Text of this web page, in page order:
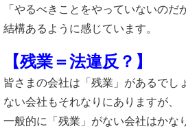
「やるべきことをやっていないのだ
結構あるように感じています。
【残業＝法違反？】
皆さまの会社は「残業」があるでし
ない会社もそれなりにありますが、
一般的に「残業」がない会社はかな